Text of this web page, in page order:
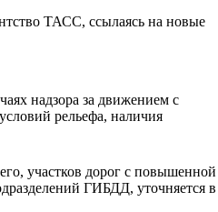
ТАСС, ссылаясь на новые
надзора за движением с
рельефа, наличия
участков дорог с повышенной
ГИБДД, уточняется в